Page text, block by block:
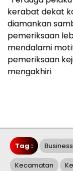
kerabat dekat
diamankan
pemeriksaan
mendalami
pemeriksaan
mengakhiri
Tag : Business
Kecamatan